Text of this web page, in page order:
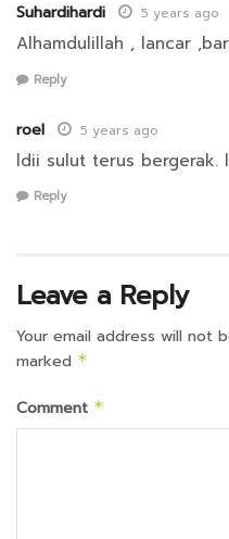
Suhardihardi 5 years ago
Alhamdulillah , lancar
Reply
roel 5 years ago
ldii sulut terus bergerak.
Reply
Leave a Reply
Your email address will not
marked *
Comment *